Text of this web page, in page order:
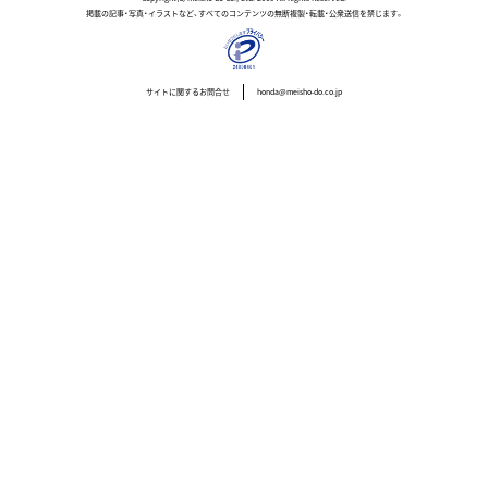
掲載の記事・写真・イラストなど、すべてのコンテンツの無断複製・転載・公衆送信を禁じます。
サイトに関するお問合せ honda@meisho-do.co.jp